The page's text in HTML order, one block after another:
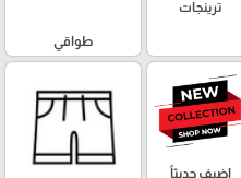
ترينجات
طواقي
اضيف حديثاً